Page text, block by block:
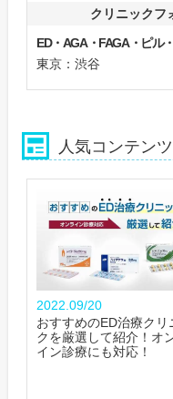
クリニックフ
ED・AGA・FAGA・ピル
東京：渋谷
人気コンテンツ
2022.09/20
おすすめのED治療クリ
クを厳選して紹介！オ
イン診療にも対応！